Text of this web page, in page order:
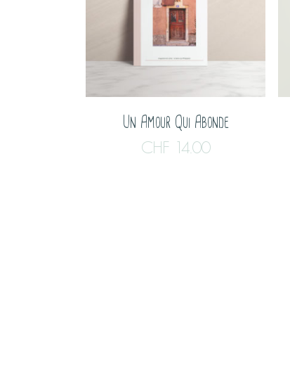
Un Amour Qui Abonde
CHF 14.00